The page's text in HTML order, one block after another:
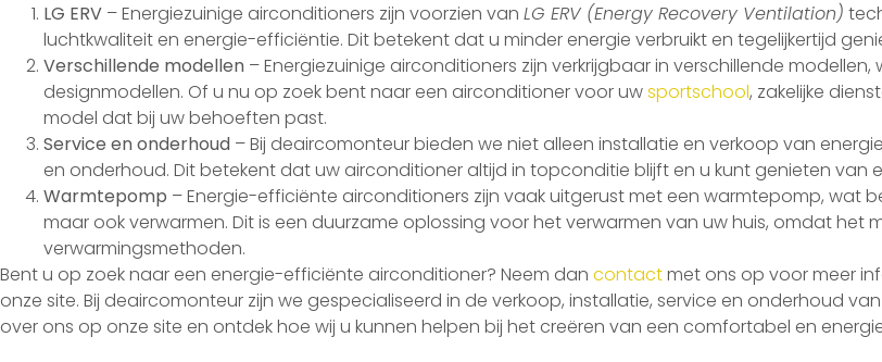
LG ERV – Energiezuinige airconditioners zijn voorzien van LG ERV (Energy Recovery Ventilation)
luchtkwaliteit en energie-efficiëntie. Dit betekent dat u minder energie verbruikt en tegelijkertijd
Verschillende modellen – Energiezuinige airconditioners zijn verkrijgbaar in verschillende
designmodellen. Of u nu op zoek bent naar een airconditioner voor uwsportschool, zakelijke
model dat bij uw behoeften past.
Service en onderhoud – Bij deaircomonteur bieden we niet alleen installatie en verkoop van
en onderhoud. Dit betekent dat uw airconditioner altijd in topconditie blijft en u kunt genieten van
Warmtepomp – Energie-efficiënte airconditioners zijn vaak uitgerust met een warmtepomp, wat
maar ook verwarmen. Dit is een duurzame oplossing voor het verwarmen van uw huis, omdat het
verwarmingsmethoden.
Bent u op zoek naar een energie-efficiënte airconditioner? Neem dan contactmet ons op voor meer
onze site. Bij deaircomonteur zijn we gespecialiseerd in de verkoop, installatie, service en onderhoud
over ons op onze site en ontdek hoe wij u kunnen helpen bij het creëren van een comfortabel en